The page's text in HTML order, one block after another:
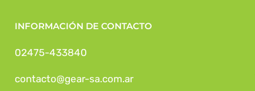
INFORMACIÓN DE CONTACTO
02475-433840
contacto@gear-sa.com.ar